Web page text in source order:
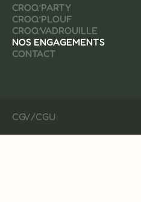
CROQ’PARTY
CROQ’PLOUF
CROQ’VADROUILLE
NOS ENGAGEMENTS
CONTACT
CGV/CGU